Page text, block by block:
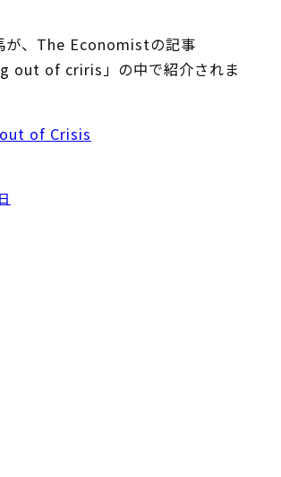
が、The Economistの記事
out of criris」の中で紹介されま
of Crisis